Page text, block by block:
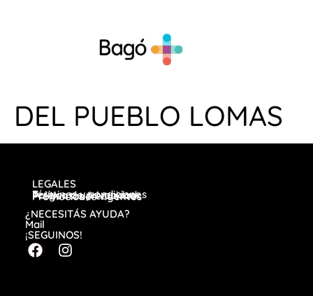
DEL PUEBLO LOMAS
LEGALES
Términos y condiciones
Política de privacidad
Preguntas frecuentes
Promociones vigentes
¿NECESITÁS AYUDA?
Mail
¡SEGUINOS!